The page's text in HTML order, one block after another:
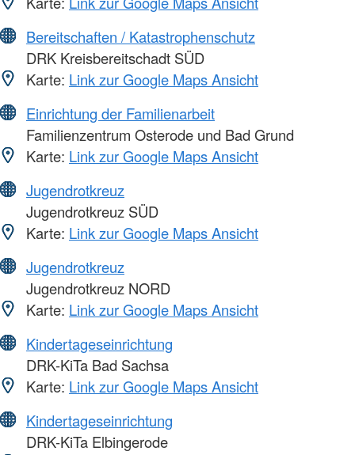
Bereitschaften / Katastrophenschutz
DRK Kreisbereitschadt SÜD
Karte: Link zur Google Maps Ansicht
Einrichtung der Familienarbeit
Familienzentrum Osterode und Bad Grund
Karte: Link zur Google Maps Ansicht
Jugendrotkreuz
Jugendrotkreuz SÜD
Karte: Link zur Google Maps Ansicht
Jugendrotkreuz
Jugendrotkreuz NORD
Karte: Link zur Google Maps Ansicht
Kindertageseinrichtung
DRK-KiTa Bad Sachsa
Karte: Link zur Google Maps Ansicht
Kindertageseinrichtung
DRK-KiTa Elbingerode